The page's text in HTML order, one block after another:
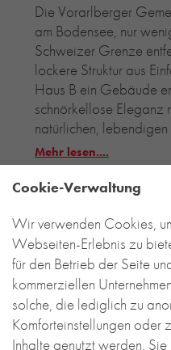
Die Vorarlberger
am Bodensee, nur
Schweizer Grenze
lockere Struktur aus
Haus B ein Gebäude
schnörkellose Eleganz
natürlichen,
Mehr lesen....
Cookie-Verwaltung
Wir verwenden Cookies,
Webseiten-Erlebnis zu
für den Betrieb der Seite
kommerziellen
solche, die lediglich zu
Komforteinstellungen oder
Inhalte genutzt werden.